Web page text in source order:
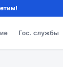
Гос. службы